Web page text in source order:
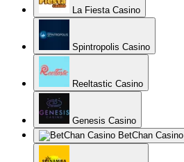
La Fiesta Casino
Spintropolis Casino
Reeltastic Casino
Genesis Casino
BetChan Casino